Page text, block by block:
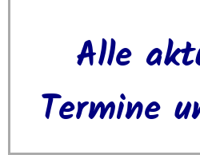
Alle
Termine